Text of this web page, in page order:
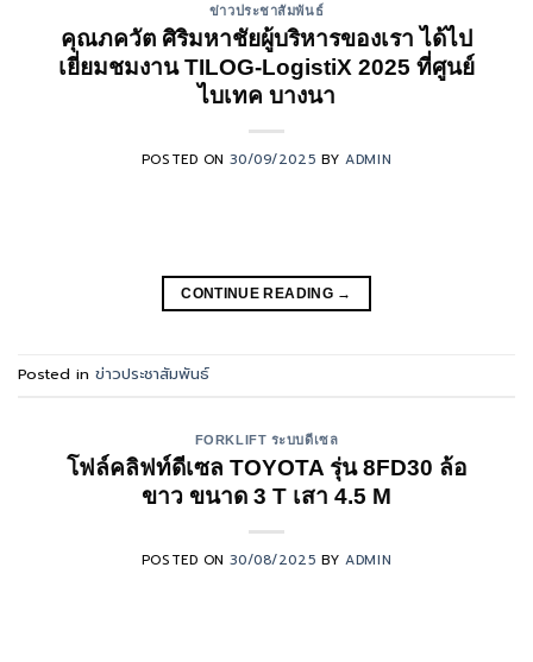
ข่าวประชาสัมพันธ์
คุณภควัต ศิริมหาชัยผู้บริหารของเรา ได้ไป
เยี่ยมชมงาน TILOG-LogistiX 2025 ที่ศูนย์
ไบเทค บางนา
POSTED ON30/09/2025 BYADMIN
CONTINUE READING →
Posted in ข่าวประชาสัมพันธ์
FORKLIFT ระบบดีเซล
โฟล์คลิฟท์ดีเซล TOYOTA รุ่น 8FD30 ล้อ
ขาว ขนาด 3 T เสา 4.5 M
POSTED ON30/08/2025 BYADMIN